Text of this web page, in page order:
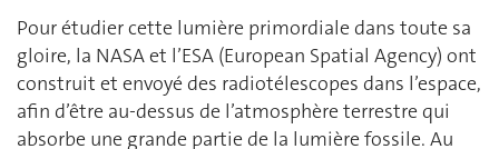
Pour étudier cette lumière primordiale dans toute sa
gloire, la NASA et l’ESA (European Spatial Agency) ont
construit et envoyé des radiotélescopes dans l’espace,
afin d’être au-dessus de l’atmosphère terrestre qui
absorbe une grande partie de la lumière fossile. Au